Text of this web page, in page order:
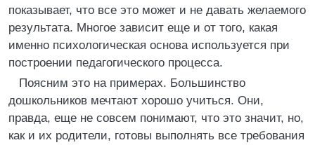
показывает, что все это может и не давать желаемого
результата. Многое зависит еще и от того, какая
именно психологическая основа используется при
построении педагогического процесса.
Поясним это на примерах. Большинство
дошкольников мечтают хорошо учиться. Они,
правда, еще не совсем понимают, что это значит, но,
как и их родители, готовы выполнять все требования